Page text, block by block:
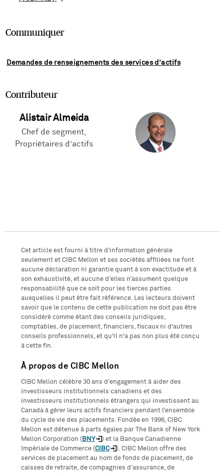
Communiquer
Demandes de renseignements des services d’actifs
Contributeur
Alistair Almeida
Chef de segment,
Propriétaires d’actifs
Cet article est fourni à titre d’information générale
seulement et CIBC Mellon et ses sociétés affiliées ne font
aucune déclaration ni garantie quant à son exactitude et à
son exhaustivité, et aucune d’elles n’assument quelque
responsabilité que ce soit pour les tierces parties
auxquelles il peut être fait référence. Les lecteurs doivent
savoir que le contenu de cette publication ne doit pas être
considéré comme étant des conseils juridiques,
comptables, de placement, financiers, fiscaux ni d'autres
conseils professionnels, et qu'il n'a pas non plus été conçu
à cette fin.
À propos de CIBC Mellon
CIBC Mellon célèbre 30 ans d’engagement à aider des
investisseurs institutionnels canadiens et des
investisseurs institutionnels étrangers qui investissent au
Canada à gérer leurs actifs financiers pendant l’ensemble
du cycle de vie des placements. Fondée en 1996, CIBC
Mellon est détenue à parts égales par The Bank of New York
Mellon Corporation ( BNY
) et la Banque Canadienne
Impériale de Commerce (CIBC
). CIBC Mellon offre des
services de placement au nom de fonds de placement, de
caisses de retraite, de compagnies d’assurance, de